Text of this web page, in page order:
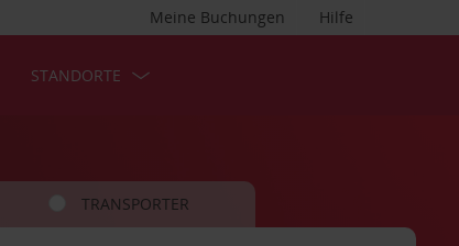
Hilfe
Meine Buchungen
STANDORTE
TRANSPORTER